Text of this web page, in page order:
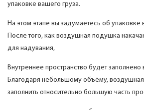
упаковке вашего груза.
На этом этапе вы задумаетесь об
После того, как воздушная подушка
для надувания,
Внутреннее пространство будет заполнено
Благодаря небольшому объёму,
заполнить относительно большую часть